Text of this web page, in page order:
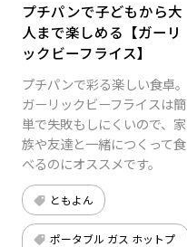
プチパンで子どもから大
人まで楽しめる【ガーリ
ックビーフライス】
プチパンで彩る楽しい食卓。
ガーリックビーフライスは簡
単で失敗もしにくいので、家
族や友達と一緒につくって食
べるのにオススメです。
ともよん
ポータブル ガス ホットプ